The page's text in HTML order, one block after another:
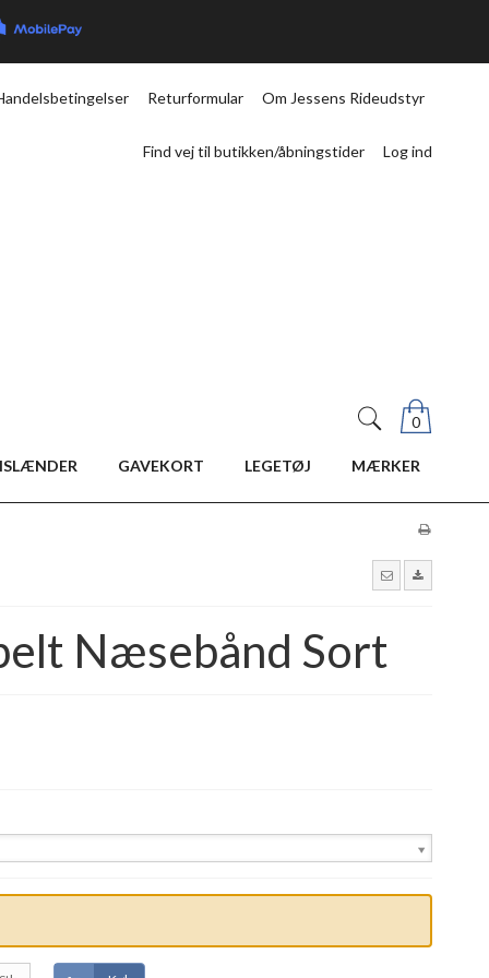
Returformular Om Jessens Rideudstyr
Find vej til butikken/åbningstider Log ind
0
ISLÆNDER GAVEKORT LEGETØJ MÆRKER
Næsebånd Sort